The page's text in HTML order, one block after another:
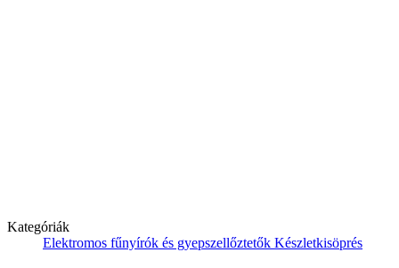
Kategóriák
Elektromos fűnyírók és gyepszellőztetők Készletkisöprés